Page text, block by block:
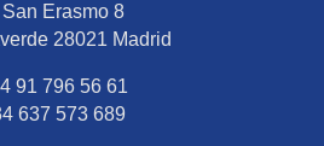
Erasmo 8
28021 Madrid
91 796 56 61
637 573 689